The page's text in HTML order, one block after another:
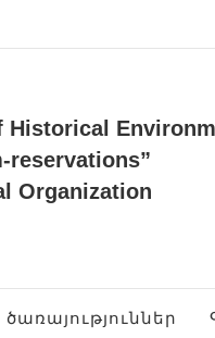
Historical
reservations”
Organization